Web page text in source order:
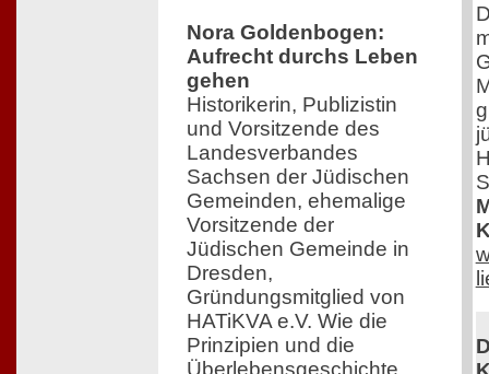
Nora Goldenbogen:
Aufrecht durchs Leben
gehen
Historikerin, Publizistin
und Vorsitzende des
Landesverbandes
Sachsen der Jüdischen
Gemeinden, ehemalige
Vorsitzende der
Jüdischen Gemeinde in
Dresden,
Gründungsmitglied von
HATiKVA e.V. Wie die
Prinzipien und die